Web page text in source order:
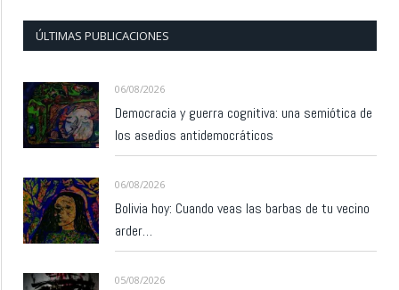
ÚLTIMAS PUBLICACIONES
06/08/2026
Democracia y guerra cognitiva: una semiótica de
los asedios antidemocráticos
06/08/2026
Bolivia hoy: Cuando veas las barbas de tu vecino
arder…
05/08/2026